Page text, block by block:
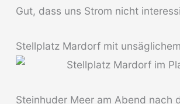
Gut, dass uns Strom nicht
Stellplatz Mardorf mit
Steinhuder Meer am Abend nach